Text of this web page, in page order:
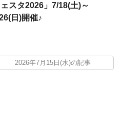
スタ2026」7/18(土)～
日)開催♪
2026年7月15日(水)の記事